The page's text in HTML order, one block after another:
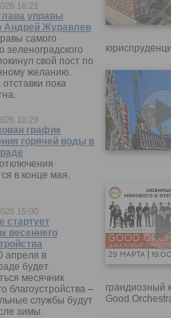
16:21
управы
Андрей Журавлев
самого
зеленоградского
свой пост по
желанию.
пока
10:29
график
горячей воды в
в конце мая.
15:00
стартует
весеннего
апреля в
будет
месячник
благоустройства –
службы будут
зимы.
грандиозный
Good